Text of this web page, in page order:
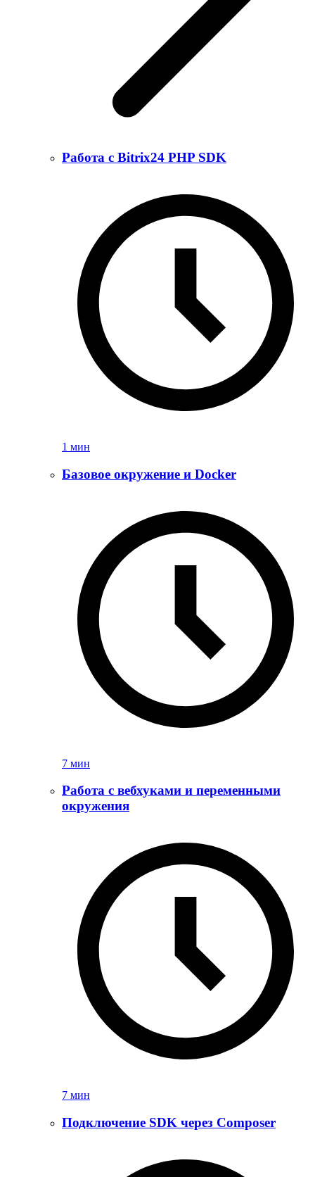
Работа с Bitrix24 PHP SDK
1 мин
Базовое окружение и Docker
7 мин
Работа с вебхуками и переменными
окружения
7 мин
Подключение SDK через Composer